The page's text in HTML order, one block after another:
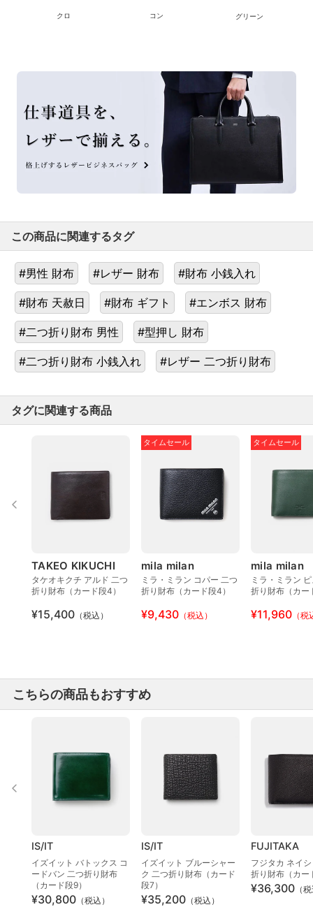
クロ コン グリーン
この商品に関連するタグ
#男性 財布 #レザー 財布 #財布 小銭入れ
#財布 天赦日 #財布 ギフト #エンボス 財布
#二つ折り財布 男性 #型押し 財布
#二つ折り財布 小銭入れ #レザー 二つ折り財布
タグに関連する商品
TAKEO KIKUCHI
タケオキクチ アルド 二つ
折り財布（カード段4）
¥15,400 （税込）
タイムセール
mila milan
ミラ・ミラン コパー 二つ
折り財布（カード段4）
¥9,430 （税込）
タイムセール
mila milan
ミラ・ミラン
折り財布（カー
¥11,960 （
こちらの商品もおすすめ
IS/IT
イズイット バトックス コ
ードバン 二つ折り財布
（カード段9）
¥30,800 （税込）
IS/IT
イズイット ブルーシャー
ク 二つ折り財布（カード
段7）
¥35,200 （税込）
FUJITAKA
フジタカ ネイ
折り財布（カー
¥36,300 （